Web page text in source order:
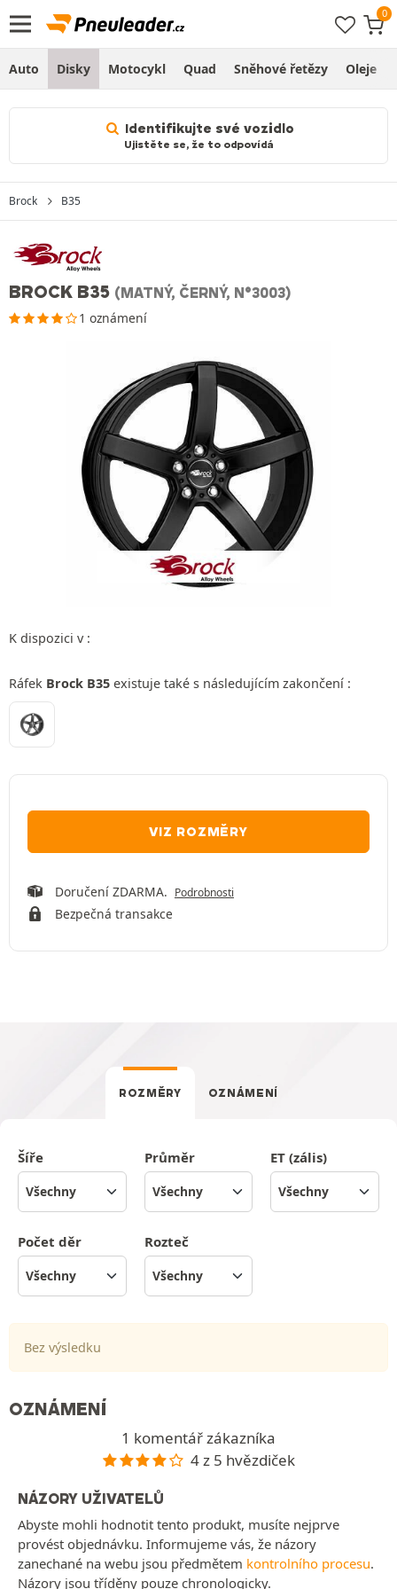
Auto Disky Motocykl Quad Sněhové řetězy Oleje
Identifikujte své vozidlo
Ujistěte se, že to odpovídá
Brock B35
BROCK B35 (MATNÝ, ČERNÝ, N°3003)
1 oznámení
K dispozici v :
Ráfek Brock B35 existuje také s následujícím zakončení :
VIZ ROZMĚRY
Doručení ZDARMA. Podrobnosti
Bezpečná transakce
ROZMĚRY OZNÁMENÍ
Šíře Průměr ET (zális)
Počet děr Rozteč
Bez výsledku
OZNÁMENÍ
1 komentář zákazníka
4 z 5 hvězdiček
NÁZORY UŽIVATELŮ
Abyste mohli hodnotit tento produkt, musíte nejprve
provést objednávku. Informujeme vás, že názory
zanechané na webu jsou předmětem kontrolního procesu.
Názory jsou tříděny pouze chronologicky.